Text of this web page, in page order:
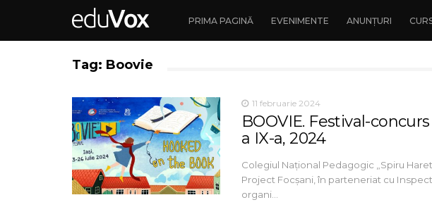
PRIMA PAGINĂ EVENIMENTE ANUNȚURI
Tag: Boovie
11 februarie 2024
BOOVIE. Festival-
a IX-a, 2024
Colegiul Național Pedagogic „Spiru
Project Focșani, în parteneriat cu
organi…